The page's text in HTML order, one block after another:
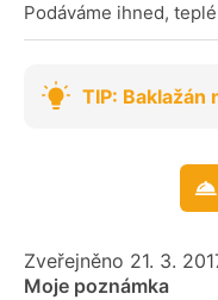
Podáváme ihned,
TIP:
Zveřejněno 21. 3.
Moje poznámka